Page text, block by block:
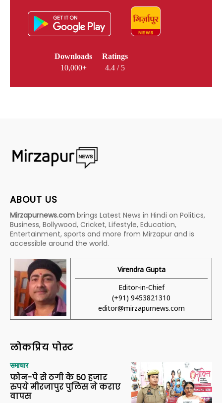
Downloads
10,000+
Ratings
4.4 / 5
ABOUT US
Mirzapurnews.com brings Latest News in Hindi on Politics,
Business, Bollywood, Cricket, Lifestyle, Education,
Entertainment, sports and more from Mirzapur and is
accessible around the world.
Virendra Gupta
Editor-in-Chief
(+91) 9453821310
editor@mirzapurnews.com
लोकप्रिय पोस्ट
समाचार
फोन-पे से ठगी के 50 हजार
रुपये मीरजापुर पुलिस ने कराए
वापस